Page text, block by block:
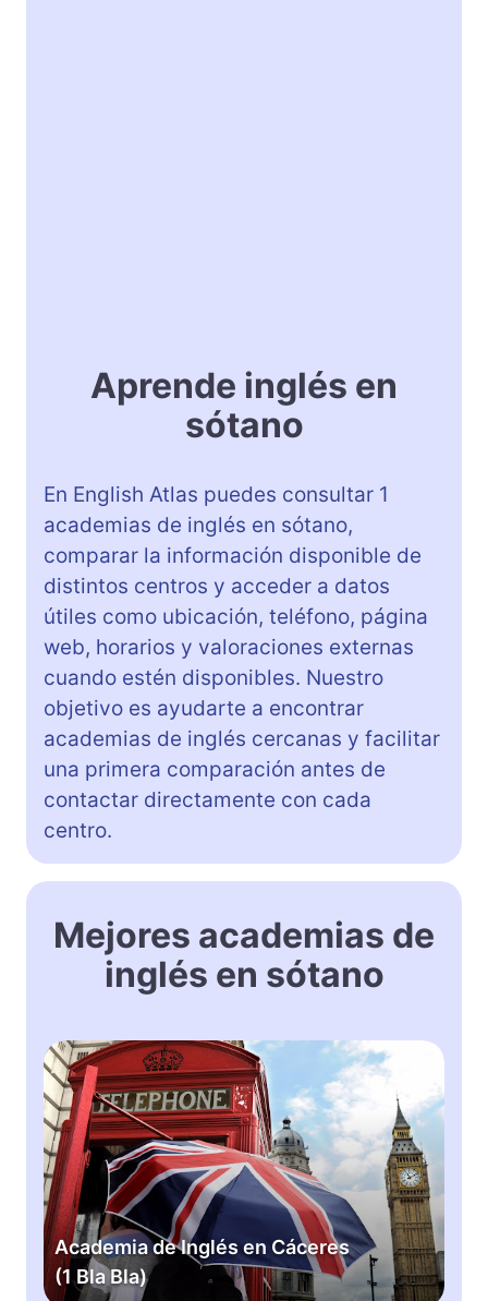
Aprende inglés en
sótano
En English Atlas puedes consultar 1
academias de inglés en sótano,
comparar la información disponible de
distintos centros y acceder a datos
útiles como ubicación, teléfono, página
web, horarios y valoraciones externas
cuando estén disponibles. Nuestro
objetivo es ayudarte a encontrar
academias de inglés cercanas y facilitar
una primera comparación antes de
contactar directamente con cada
centro.
Mejores academias de
inglés en sótano
Academia de Inglés en Cáceres
(1 Bla Bla)
A
c
a
d
e
m
i
a
d
e